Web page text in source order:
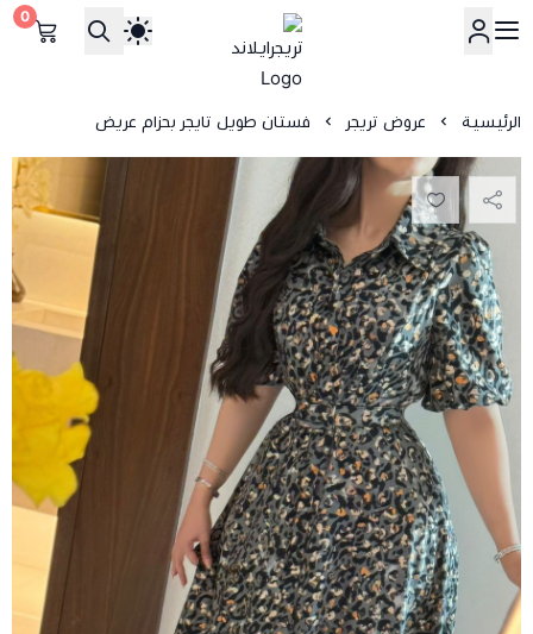
تريجرايلاند
0
الرئيسية عروض تريجر فستان طويل تايجر بحزام عريض